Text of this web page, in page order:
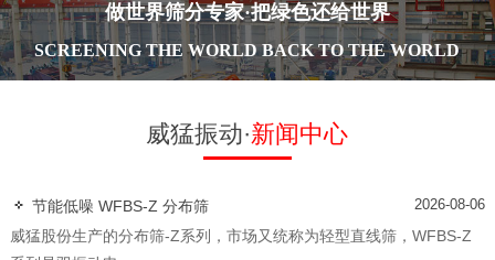
做世界筛分专家·把绿色还给世界
SCREENING THE WORLD BACK TO THE WORLD
威猛振动·新闻中心
节能低噪 WFBS-Z 分布筛 2026-08-06
威猛股份生产的分布筛-Z系列，市场又统称为轻型直线筛，WFBS-Z